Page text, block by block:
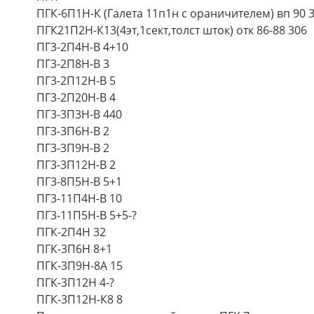
ПГК-6П1Н-К (Галета 11п1н с ораничителем) вп 90
ПГК21П2Н-К13(4эт,1сект,толст шток) отк 86-88 306
ПГ3-2П4Н-В 4+10
ПГ3-2П8Н-В 3
ПГ3-2П12Н-В 5
ПГ3-2П20Н-В 4
ПГ3-3П3Н-В 440
ПГ3-3П6Н-В 2
ПГ3-3П9Н-В 2
ПГ3-3П12Н-В 2
ПГ3-8П5Н-В 5+1
ПГ3-11П4Н-В 10
ПГ3-11П5Н-В 5+5-?
ПГК-2П4Н 32
ПГК-3П6Н 8+1
ПГК-3П9Н-8А 15
ПГК-3П12Н 4-?
ПГК-3П12Н-К8 8